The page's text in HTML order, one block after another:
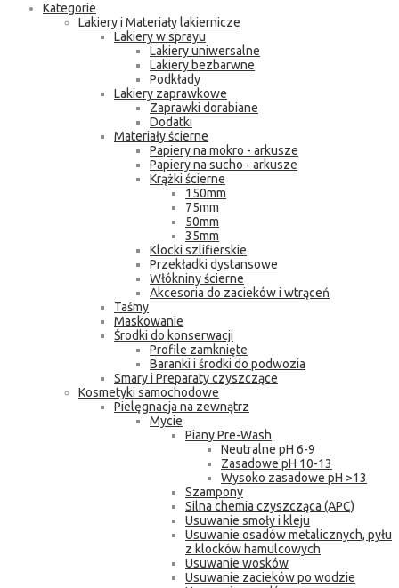
Kategorie
Lakiery i Materiały lakiernicze
Lakiery w sprayu
Lakiery uniwersalne
Lakiery bezbarwne
Podkłady
Lakiery zaprawkowe
Zaprawki dorabiane
Dodatki
Materiały ścierne
Papiery na mokro - arkusze
Papiery na sucho - arkusze
Krążki ścierne
150mm
75mm
50mm
35mm
Klocki szlifierskie
Przekładki dystansowe
Włókniny ścierne
Akcesoria do zacieków i wtrąceń
Taśmy
Maskowanie
Środki do konserwacji
Profile zamknięte
Baranki i środki do podwozia
Smary i Preparaty czyszczące
Kosmetyki samochodowe
Pielęgnacja na zewnątrz
Mycie
Piany Pre-Wash
Neutralne pH 6-9
Zasadowe pH 10-13
Wysoko zasadowe pH >13
Szampony
Silna chemia czyszcząca (APC)
Usuwanie smoły i kleju
Usuwanie osadów metalicznych, pyłu
z klocków hamulcowych
Usuwanie wosków
Usuwanie zacieków po wodzie